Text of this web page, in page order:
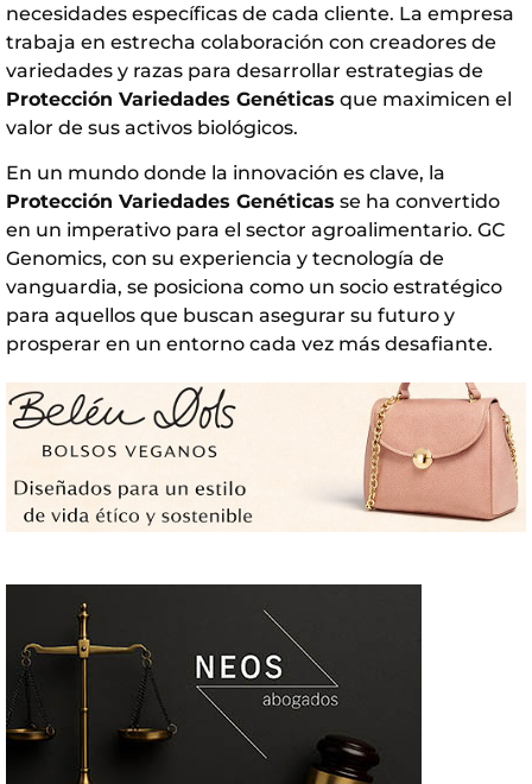
necesidades específicas de cada cliente. La empresa
trabaja en estrecha colaboración con creadores de
variedades y razas para desarrollar estrategias de
Protección Variedades Genéticas que maximicen el
valor de sus activos biológicos.
En un mundo donde la innovación es clave, la
Protección Variedades Genéticas se ha convertido
en un imperativo para el sector agroalimentario. GC
Genomics, con su experiencia y tecnología de
vanguardia, se posiciona como un socio estratégico
para aquellos que buscan asegurar su futuro y
prosperar en un entorno cada vez más desafiante.